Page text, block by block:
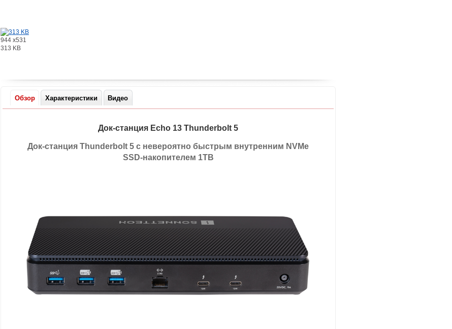
944 x531
313 KB
Обзор Характеристики Видео
Док-станция Echo 13 Thunderbolt 5
Док-станция Thunderbolt 5 с невероятно быстрым внутренним NVMe
SSD-накопителем 1TB